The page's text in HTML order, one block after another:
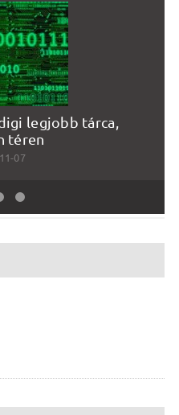
legjobb tárca,
téren
07